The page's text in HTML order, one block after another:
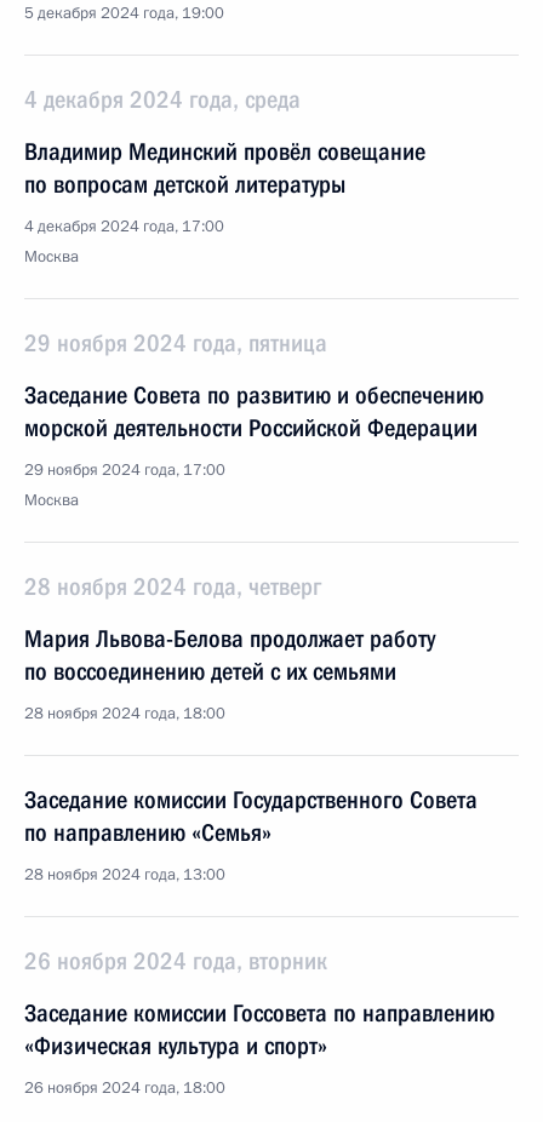
5 декабря 2024 года, 19:00
4 декабря 2024 года, среда
Владимир Мединский провёл совещание
по вопросам детской литературы
4 декабря 2024 года, 17:00
Москва
29 ноября 2024 года, пятница
Заседание Совета по развитию и обеспечению
морской деятельности Российской Федерации
29 ноября 2024 года, 17:00
Москва
28 ноября 2024 года, четверг
Мария Львова-Белова продолжает работу
по воссоединению детей с их семьями
28 ноября 2024 года, 18:00
Заседание комиссии Государственного Совета
по направлению «Семья»
28 ноября 2024 года, 13:00
26 ноября 2024 года, вторник
Заседание комиссии Госсовета по направлению
«Физическая культура и спорт»
26 ноября 2024 года, 18:00